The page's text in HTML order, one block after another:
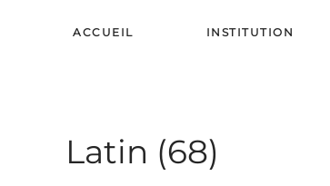
ACCUEIL INSTITUTION
Latin (68)